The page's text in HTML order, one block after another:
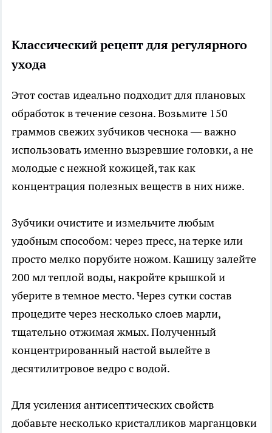
Классический рецепт для регулярного
ухода
Этот состав идеально подходит для плановых
обработок в течение сезона. Возьмите 150
граммов свежих зубчиков чеснока — важно
использовать именно вызревшие головки, а не
молодые с нежной кожицей, так как
концентрация полезных веществ в них ниже.
Зубчики очистите и измельчите любым
удобным способом: через пресс, на терке или
просто мелко порубите ножом. Кашицу залейте
200 мл теплой воды, накройте крышкой и
уберите в темное место. Через сутки состав
процедите через несколько слоев марли,
тщательно отжимая жмых. Полученный
концентрированный настой вылейте в
десятилитровое ведро с водой.
Для усиления антисептических свойств
добавьте несколько кристалликов марганцовки